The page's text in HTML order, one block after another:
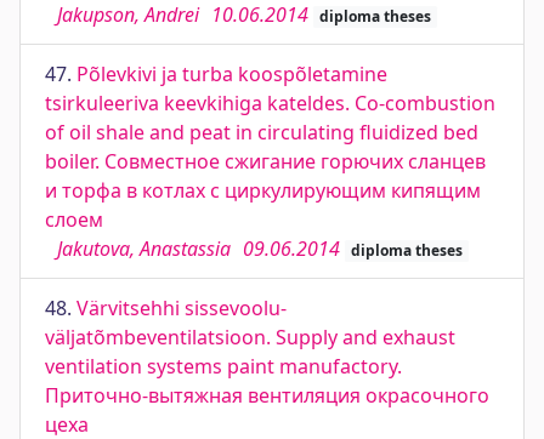
Jakupson, Andrei 10.06.2014 diploma theses
47. Põlevkivi ja turba koospõletamine
tsirkuleeriva keevkihiga kateldes. Co-combustion
of oil shale and peat in circulating fluidized bed
boiler. Совместное сжигание горючих сланцев
и торфа в котлах с циркулирующим кипящим
слоем
Jakutova, Anastassia 09.06.2014 diploma theses
48. Värvitsehhi sissevoolu-
väljatõmbeventilatsioon. Supply and exhaust
ventilation systems paint manufactory.
Приточно-вытяжная вентиляция окрасочного
цеха